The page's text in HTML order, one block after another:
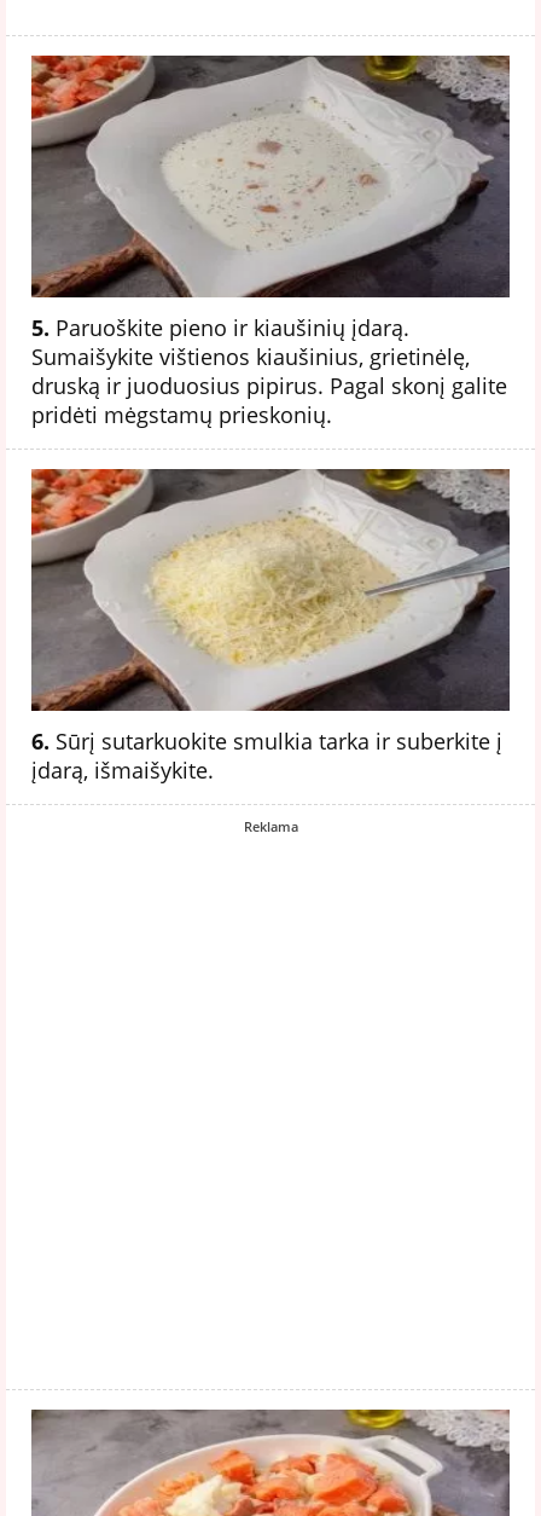
5. Paruoškite pieno ir kiaušinių įdarą.
Sumaišykite vištienos kiaušinius, grietinėlę,
druską ir juoduosius pipirus. Pagal skonį galite
pridėti mėgstamų prieskonių.
6. Sūrį sutarkuokite smulkia tarka ir suberkite į
įdarą, išmaišykite.
Reklama